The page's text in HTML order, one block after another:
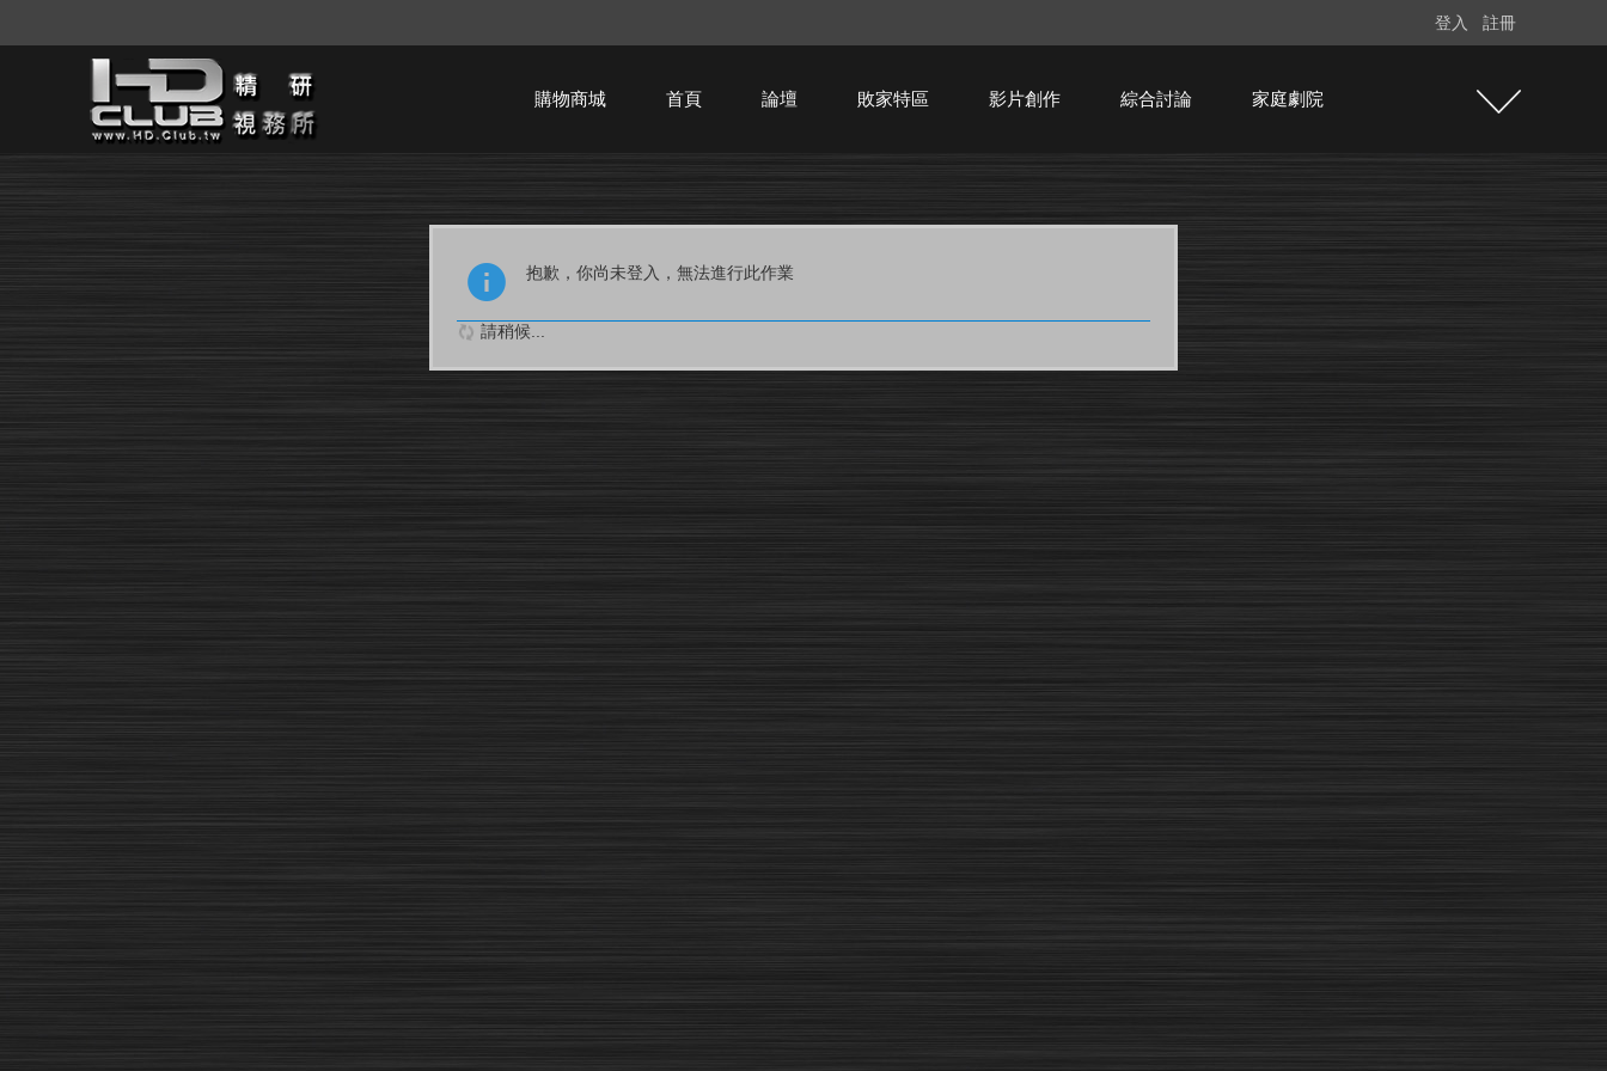
登入 註冊
購物商城 首頁 論壇 敗家特區 影片創作 綜合討論 家庭劇院
抱歉，你尚未登入，無法進行此作業
請稍候...